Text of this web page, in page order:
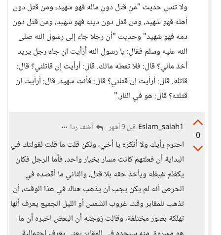
ولا تنس حديث "من قتل دون ماله فهو شهيد، ومن قتل دون
أهله فهو شهيد، ومن قتل دون دينه فهو شهيد، ومن قتل دون
دمه فهو شهيد" وحديث "أن رجلا جاء إلى رسول الله صلى
الله عليه وسلم فقال: يا رسول الله أرأيت ان جاء رجل يريد
أخذ مالي؟ قال: فلا تعطه مالك. قال: أرأيت إن قاتلني؟ قال:
قاتله. قال: أرأيت إن قتلني؟ قال: فأنت شهيد. قال: أرأيت إن
قتلته؟ قال: هو في النار."
0
Eslam_salah1 قبل 9 أشهر أضف ردا
احترم رأيك ولا أنكره يا أخي، ولكن قلت ما قلت لقولتك في
البداية أن فعلتهم كانت مسار بخيار واحد، فأما الرجل فكان
يكظم غيظه ويأخذ حقه بلا قتل، والثاني ما أقصده في
الحرص أنه لم يكن يجب أن يذهب هناك في هذا الوقت، أن
تذهب للمقابر وقت غروب الشمس أو الليل الجميع يعرف أنها
تهلكة بصور مختلفة، وقالت زوجته أن البعض اخبره أن ما